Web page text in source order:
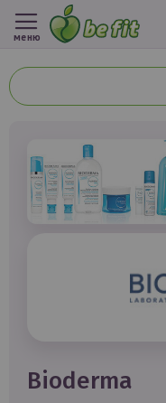
меню
bioderma